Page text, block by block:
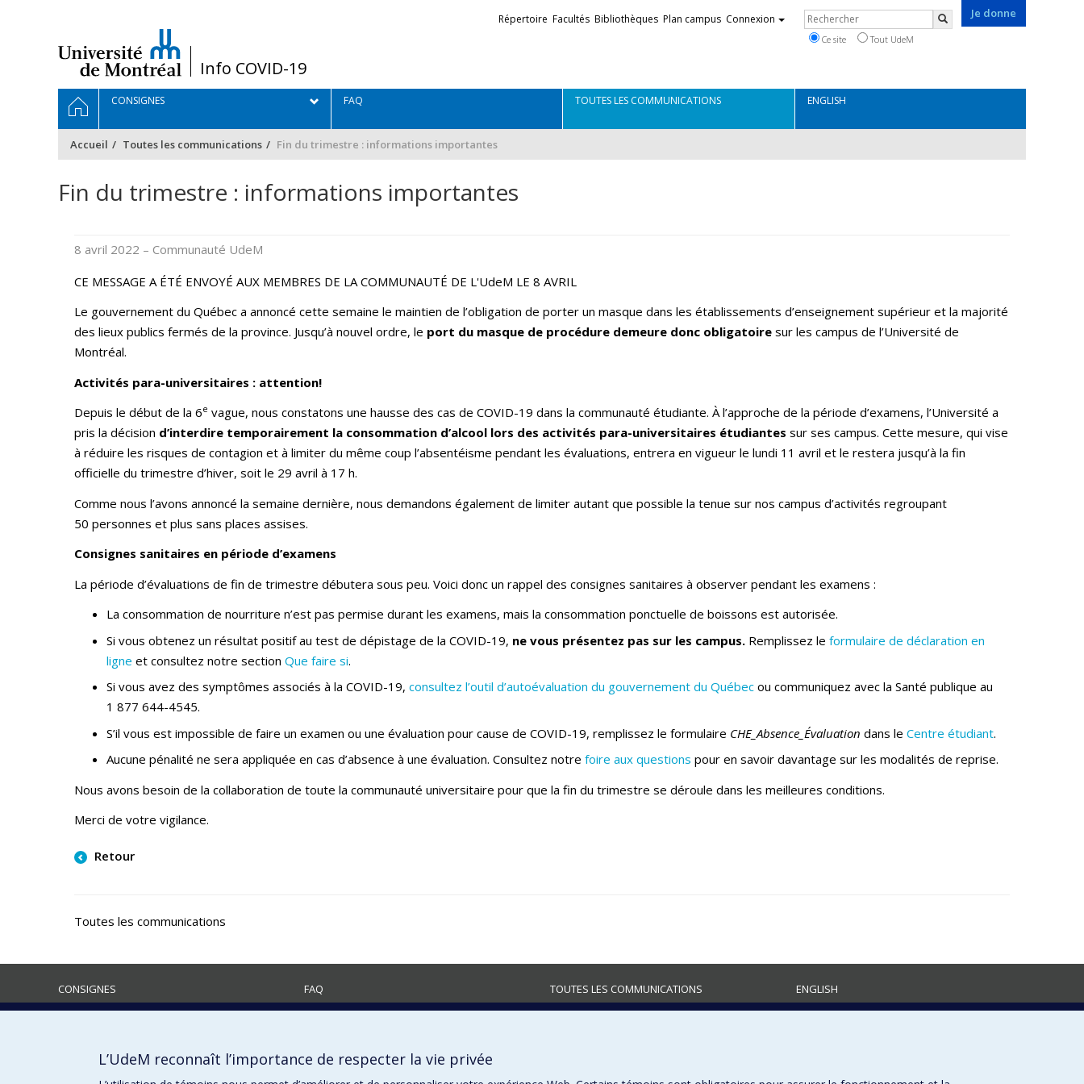
/Info COVID-19
Je donne
Liens
Répertoire Facultés Bibliothèques Plan campus Connexion Rechercher
Ce site Tout UdeM
Navigation
principale
ACCUEILCONSIGNES FAQ TOUTES LES COMMUNICATIONS ENGLISH
Accueil Toutes les communications Fin du trimestre : informations importantes
Fin du trimestre : informations importantes
8 avril 2022 – Communauté UdeM
CE MESSAGE A ÉTÉ ENVOYÉ AUX MEMBRES DE LA COMMUNAUTÉ DE L'UdeM LE 8 AVRIL
Le gouvernement du Québec a annoncé cette semaine le maintien de l’obligation de porter un masque dans les établissements d’enseignement supérieur et la majorité
des lieux publics fermés de la province. Jusqu’à nouvel ordre, le port du masque de procédure demeure donc obligatoire sur les campus de l’Université de
Montréal.
Activités para-universitaires : attention!
Depuis le début de la 6e vague, nous constatons une hausse des cas de COVID-19 dans la communauté étudiante. À l’approche de la période d’examens, l’Université a
pris la décision d’interdire temporairement la consommation d’alcool lors des activités para-universitaires étudiantes sur ses campus. Cette mesure, qui vise
à réduire les risques de contagion et à limiter du même coup l’absentéisme pendant les évaluations, entrera en vigueur le lundi 11 avril et le restera jusqu’à la fin
officielle du trimestre d’hiver, soit le 29 avril à 17 h.
Comme nous l’avons annoncé la semaine dernière, nous demandons également de limiter autant que possible la tenue sur nos campus d’activités regroupant
50 personnes et plus sans places assises.
Consignes sanitaires en période d’examens
La période d’évaluations de fin de trimestre débutera sous peu. Voici donc un rappel des consignes sanitaires à observer pendant les examens :
La consommation de nourriture n’est pas permise durant les examens, mais la consommation ponctuelle de boissons est autorisée.
Si vous obtenez un résultat positif au test de dépistage de la COVID-19, ne vous présentez pas sur les campus. Remplissez le formulaire de déclaration en
ligne et consultez notre section Que faire si.
Si vous avez des symptômes associés à la COVID-19, consultez l’outil d’autoévaluation du gouvernement du Québec ou communiquez avec la Santé publique au
1 877 644-4545.
S’il vous est impossible de faire un examen ou une évaluation pour cause de COVID-19, remplissez le formulaire CHE_Absence_Évaluation dans le Centre étudiant.
Aucune pénalité ne sera appliquée en cas d’absence à une évaluation. Consultez notre foire aux questions pour en savoir davantage sur les modalités de reprise.
Nous avons besoin de la collaboration de toute la communauté universitaire pour que la fin du trimestre se déroule dans les meilleures conditions.
Merci de votre vigilance.
Retour
Toutes les communications
CONSIGNES FAQ TOUTES LES COMMUNICATIONS ENGLISH
Info COVID-19
L’UdeM reconnaît l’importance de respecter la vie privée